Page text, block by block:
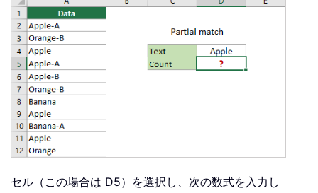
セル（この場合は D5）を選択し、次の数式を入力し